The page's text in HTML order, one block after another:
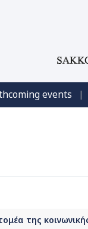
events |
της